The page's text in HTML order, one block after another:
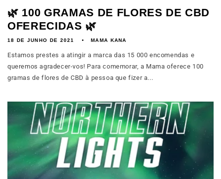
🌿 100 GRAMAS DE FLORES DE CBD
OFERECIDAS 🌿
18 DE JUNHO DE 2021 MAMA KANA
Estamos prestes a atingir a marca das 15 000 encomendas e
queremos agradecer-vos! Para comemorar, a Mama oferece 100
gramas de flores de CBD à pessoa que fizer a...